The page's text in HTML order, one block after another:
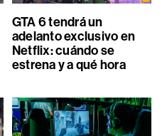
GTA 6 tendrá un
adelanto exclusivo en
Netflix: cuándo se
estrena y a qué hora